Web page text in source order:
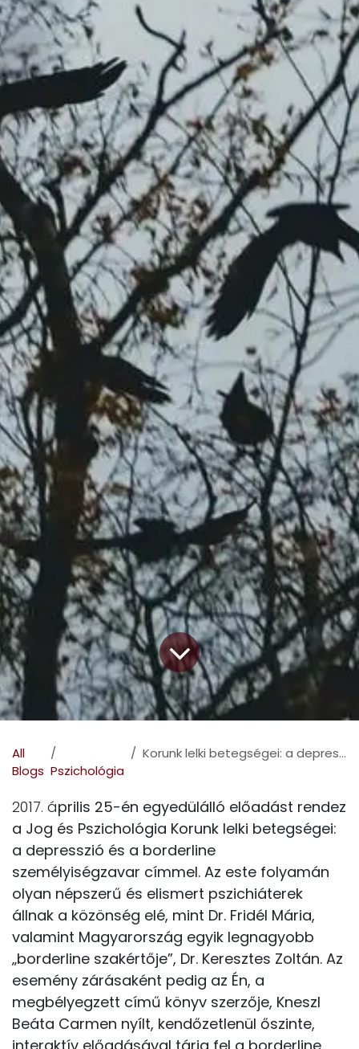
All
Blogs Pszichológia
Korunk lelki betegségei: a depresszió és a borderline személyiségzavar
2017. április 25-én egyedülálló előadást rendez
a Jog és Pszichológia Korunk lelki betegségei:
a depresszió és a borderline
személyiségzavar címmel. Az este folyamán
olyan népszerű és elismert pszichiáterek
állnak a közönség elé, mint Dr. Fridél Mária,
valamint Magyarország egyik legnagyobb
„borderline szakértője”, Dr. Keresztes Zoltán. Az
esemény zárásaként pedig az Én, a
megbélyegzett című könyv szerzője, Kneszl
Beáta Carmen nyílt, kendőzetlenül őszinte,